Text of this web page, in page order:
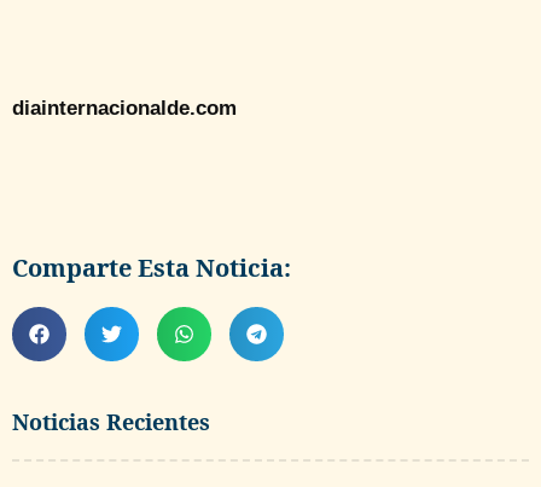
Noticias Recientes
diainternacionalde.com
Comparte Esta Noticia: